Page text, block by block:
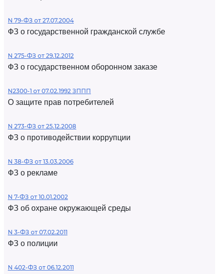
N 79-ФЗ от 27.07.2004
ФЗ о государственной гражданской службе
N 275-ФЗ от 29.12.2012
ФЗ о государственном оборонном заказе
N2300-1 от 07.02.1992 ЗППП
О защите прав потребителей
N 273-ФЗ от 25.12.2008
ФЗ о противодействии коррупции
N 38-ФЗ от 13.03.2006
ФЗ о рекламе
N 7-ФЗ от 10.01.2002
ФЗ об охране окружающей среды
N 3-ФЗ от 07.02.2011
ФЗ о полиции
N 402-ФЗ от 06.12.2011